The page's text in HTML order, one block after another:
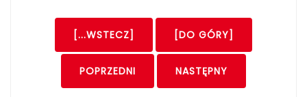
[...WSTECZ] [DO GÓRY]
POPRZEDNI NASTĘPNY